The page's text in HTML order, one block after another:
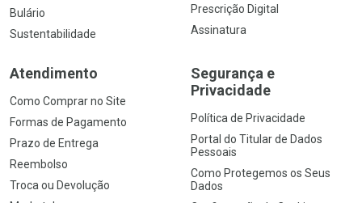
Bulário
Sustentabilidade
Prescrição Digital
Assinatura
Atendimento
Como Comprar no Site
Formas de Pagamento
Prazo de Entrega
Reembolso
Troca ou Devolução
Segurança e
Privacidade
Política de Privacidade
Portal do Titular de Dados
Pessoais
Como Protegemos os Seus
Dados